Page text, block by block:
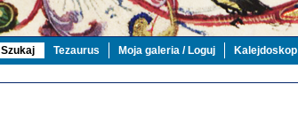
Szukaj Tezaurus Moja galeria / Loguj Kalejdoskop